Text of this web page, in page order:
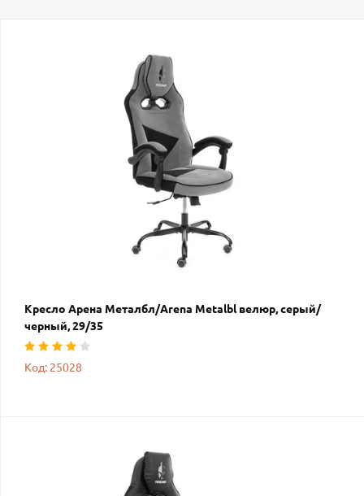
Кресло Арена Металбл/Arena Metalbl велюр, серый/
черный, 29/35
Код: 25028